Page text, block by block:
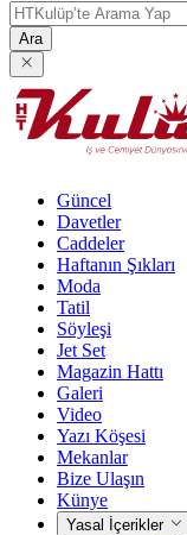
Ara
Güncel
Davetler
Caddeler
Haftanın Şıkları
Moda
Tatil
Söyleşi
Jet Set
Magazin Hattı
Galeri
Video
Yazı Köşesi
Mekanlar
Bize Ulaşın
Künye
Yasal İçerikler